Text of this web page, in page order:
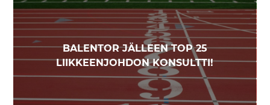
BALENTOR JÄLLEEN TOP 25
LIIKKEENJOHDON KONSULTTI!